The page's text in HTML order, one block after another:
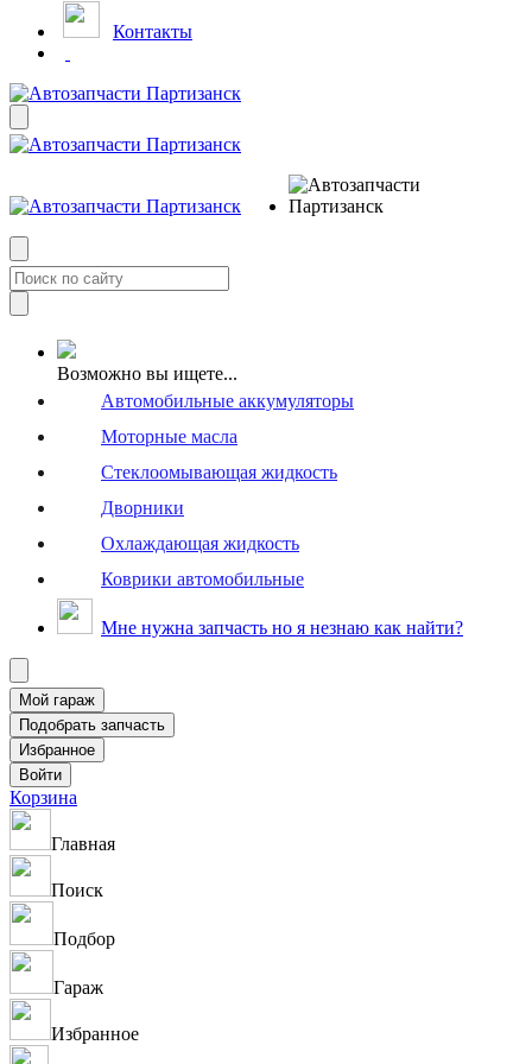
Контакты
Возможно вы ищете...
Автомобильные аккумуляторы
Моторные масла
Стеклоомывающая жидкость
Дворники
Охлаждающая жидкость
Коврики автомобильные
Мне нужна запчасть но я незнаю как найти?
Корзина
Главная
Поиск
Подбор
Гараж
Избранное